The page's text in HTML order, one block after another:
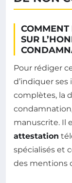
COMMENT
SUR
Pour rédiger
d’indiquer
complètes, la
manuscrite. Il
attestation
spécialisés et
des mentions